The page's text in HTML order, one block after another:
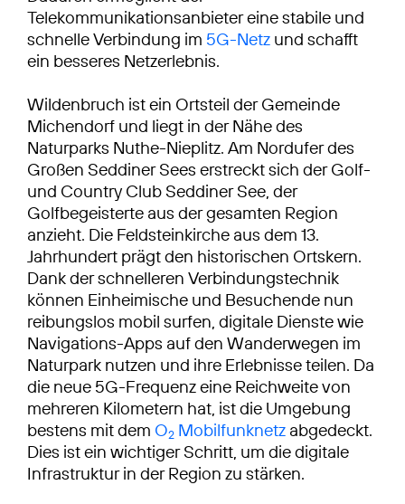
Telekommunikationsanbieter eine stabile und
schnelle Verbindung im 5G-Netz und schafft
ein besseres Netzerlebnis.
Wildenbruch ist ein Ortsteil der Gemeinde
Michendorf und liegt in der Nähe des
Naturparks Nuthe-Nieplitz. Am Nordufer des
Großen Seddiner Sees erstreckt sich der Golf-
und Country Club Seddiner See, der
Golfbegeisterte aus der gesamten Region
anzieht. Die Feldsteinkirche aus dem 13.
Jahrhundert prägt den historischen Ortskern.
Dank der schnelleren Verbindungstechnik
können Einheimische und Besuchende nun
reibungslos mobil surfen, digitale Dienste wie
Navigations-Apps auf den Wanderwegen im
Naturpark nutzen und ihre Erlebnisse teilen. Da
die neue 5G-Frequenz eine Reichweite von
mehreren Kilometern hat, ist die Umgebung
bestens mit dem O2 Mobilfunknetz abgedeckt.
Dies ist ein wichtiger Schritt, um die digitale
Infrastruktur in der Region zu stärken.